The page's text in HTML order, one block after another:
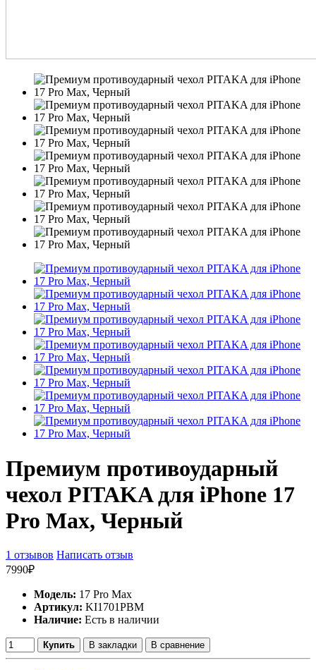
Премиум противоударный
чехол PITAKA для iPhone 17
Pro Max, Черный
1 отзывов Написать отзыв
7990₽
Модель: 17 Pro Max
Артикул: KI1701PBM
Наличие: Есть в наличии
Купить В закладки В сравнение